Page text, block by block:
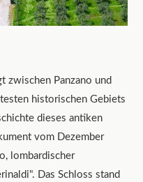
zwischen Panzano und
historischen Gebiets
dieses antiken
vom Dezember
lombardischer
Das Schloss stand